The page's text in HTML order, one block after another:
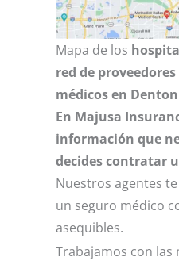
Mapa de los
red de
médicos en Denton
En Majusa
información que
decides contratar
Nuestros agentes
un seguro médico
asequibles.
Trabajamos con las